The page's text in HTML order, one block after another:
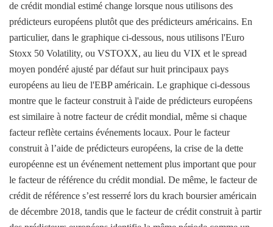
de crédit mondial estimé change lorsque nous utilisons des
prédicteurs européens plutôt que des prédicteurs américains. En
particulier, dans le graphique ci-dessous, nous utilisons l'Euro
Stoxx 50 Volatility, ou VSTOXX, au lieu du VIX et le spread
moyen pondéré ajusté par défaut sur huit principaux pays
européens au lieu de l'EBP américain. Le graphique ci-dessous
montre que le facteur construit à l'aide de prédicteurs européens
est similaire à notre facteur de crédit mondial, même si chaque
facteur reflète certains événements locaux. Pour le facteur
construit à l’aide de prédicteurs européens, la crise de la dette
européenne est un événement nettement plus important que pour
le facteur de référence du crédit mondial. De même, le facteur de
crédit de référence s’est resserré lors du krach boursier américain
de décembre 2018, tandis que le facteur de crédit construit à partir